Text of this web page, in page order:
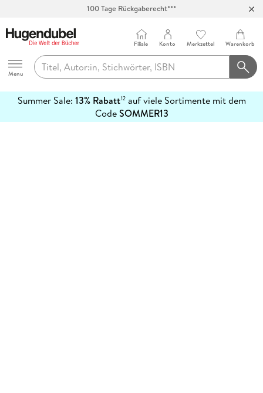
100 Tage Rückgaberecht***
Hugendubel
Menu
Filiale Konto Merkzettel Warenkorb
Summer Sale: 13% Rabatt12auf viele Sortimente mit dem
CodeSOMMER13
erfahren